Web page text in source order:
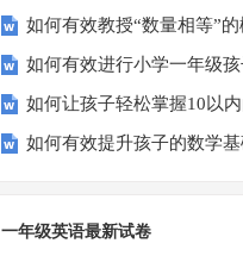
如何有效教授“数量相等”
如何有效进行小学一年级
如何让孩子轻松掌握10以
如何有效提升孩子的数学
一年级英语最新试卷